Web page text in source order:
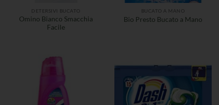
DETERSIVI BUCATO
Omino Bianco Smacchia
Facile
BUCATO A MANO
Bio Presto Bucato a Mano